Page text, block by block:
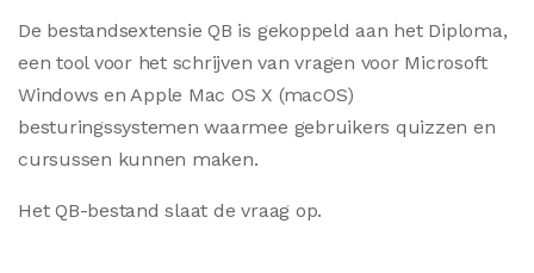
De bestandsextensie QB is gekoppeld aan het Diploma,
een tool voor het schrijven van vragen voor Microsoft
Windows en Apple Mac OS X (macOS)
besturingssystemen waarmee gebruikers quizzen en
cursussen kunnen maken.
Het QB-bestand slaat de vraag op.